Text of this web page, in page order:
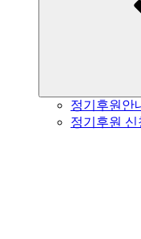
정기후원안
정기후원 신